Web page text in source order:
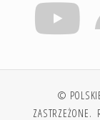
©
ZASTRZEŻONE.